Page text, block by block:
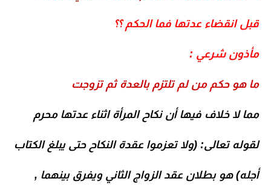
قبل انقضاء عدتها فما الحكم ؟؟
مأذون شرعي :
ما هو حكم من لم تلتزم بالعدة ثم تزوجت
مما لا خلاف فيها أن نكاح المرأة اثناء عدتها محرم
لقوله تعالى: (ولا تعزموا عقدة النكاح حتى يبلغ الكتاب
أجله) هو بطلان عقد الزواج الثاني ويفرق بينهما ,